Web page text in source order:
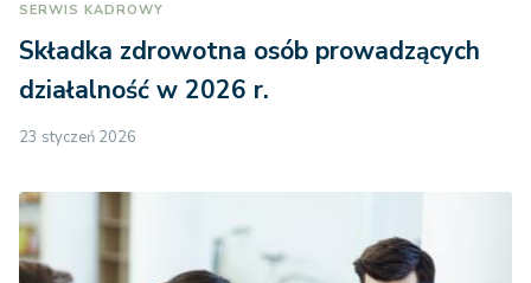
SERWIS KADROWY
Składka zdrowotna osób prowadzących
działalność w 2026 r.
23 styczeń 2026